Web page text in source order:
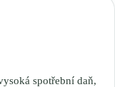
spotřební daň,